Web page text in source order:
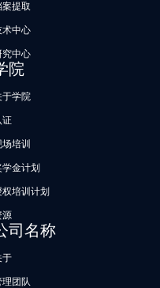
案提取
术中心
究中心
院
于学院
证
场培训
学金计划
权培训计划
源
司名称
于
理团队